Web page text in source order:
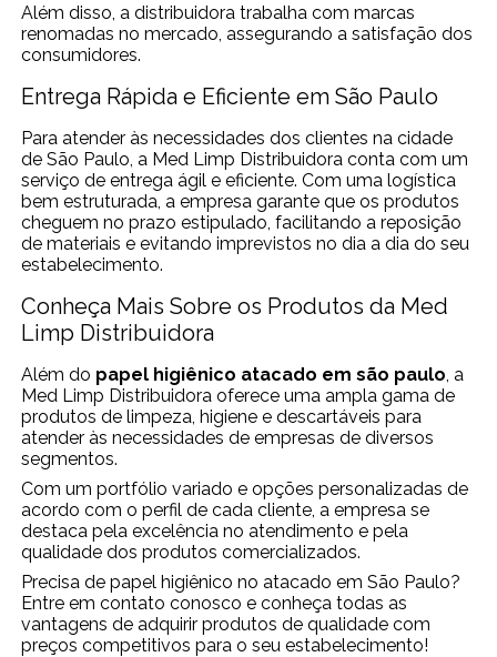
Além disso, a distribuidora trabalha com marcas
renomadas no mercado, assegurando a satisfação dos
consumidores.
Entrega Rápida e Eficiente em São Paulo
Para atender às necessidades dos clientes na cidade
de São Paulo, a Med Limp Distribuidora conta com um
serviço de entrega ágil e eficiente. Com uma logística
bem estruturada, a empresa garante que os produtos
cheguem no prazo estipulado, facilitando a reposição
de materiais e evitando imprevistos no dia a dia do seu
estabelecimento.
Conheça Mais Sobre os Produtos da Med
Limp Distribuidora
Além do papel higiênico atacado em são paulo , a
Med Limp Distribuidora oferece uma ampla gama de
produtos de limpeza, higiene e descartáveis para
atender às necessidades de empresas de diversos
segmentos.
Com um portfólio variado e opções personalizadas de
acordo com o perfil de cada cliente, a empresa se
destaca pela excelência no atendimento e pela
qualidade dos produtos comercializados.
Precisa de papel higiênico no atacado em São Paulo?
Entre em contato conosco e conheça todas as
vantagens de adquirir produtos de qualidade com
preços competitivos para o seu estabelecimento!